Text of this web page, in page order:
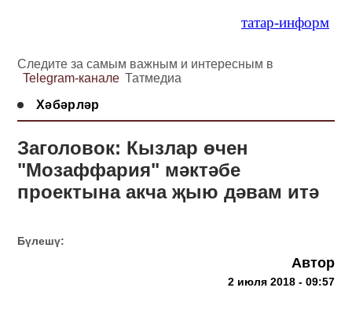
татар-информ
Следите за самым важным и интересным в
Telegram-канале Татмедиа
Хәбәрләр
Заголовок: Кызлар өчен
"Мозаффария" мәктәбе
проектына акча җыю дәвам итә
Бүлешү:
Автор
2 июля 2018 - 09:57